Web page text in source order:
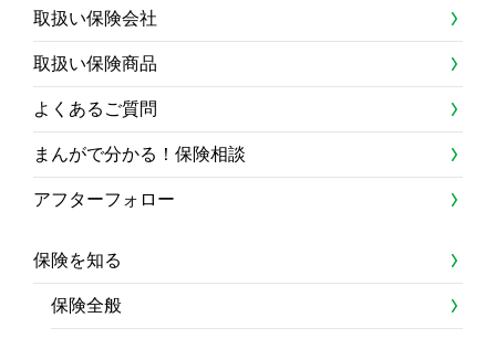
取扱い保険会社
取扱い保険商品
よくあるご質問
まんがで分かる！保険相談
アフターフォロー
保険を知る
保険全般